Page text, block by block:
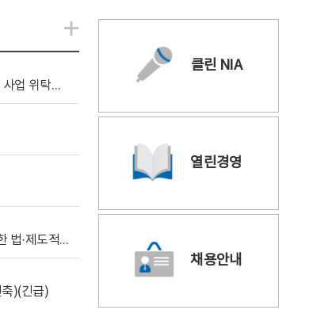
[조달입찰공고] 2026년 공공 AI CCTV 전환(울산광역시) 사업 위탁감리
[위탁연구] 학습데이터 거래 시장의 보상체계 확립을 위한 법·제도적 검토 방안 연구
)(긴급)
알림관련 더보기
클린 NIA
열린경영
채용안내